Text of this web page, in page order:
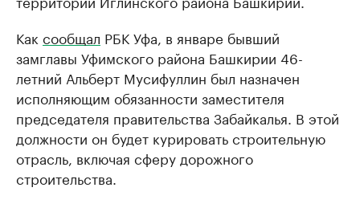
Как сообщал РБК Уфа, в январе бывший
замглавы Уфимского района Башкирии 46-
летний Альберт Мусифуллин был назначен
исполняющим обязанности заместителя
председателя правительства Забайкалья. В этой
должности он будет курировать строительную
отрасль, включая сферу дорожного
строительства.